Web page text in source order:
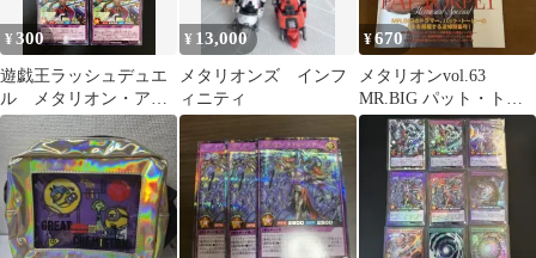
¥300
遊戯王ラッシュデュエ
ル メタリオン・アシ
ュラスター ノーマ
ル ３枚 RD/LGP2-
JP020
¥ 13,000
メタリオンズ インフ
ィニティ
¥670
メタリオンvol.63
MR.BIG パット・トー
ピー特集号